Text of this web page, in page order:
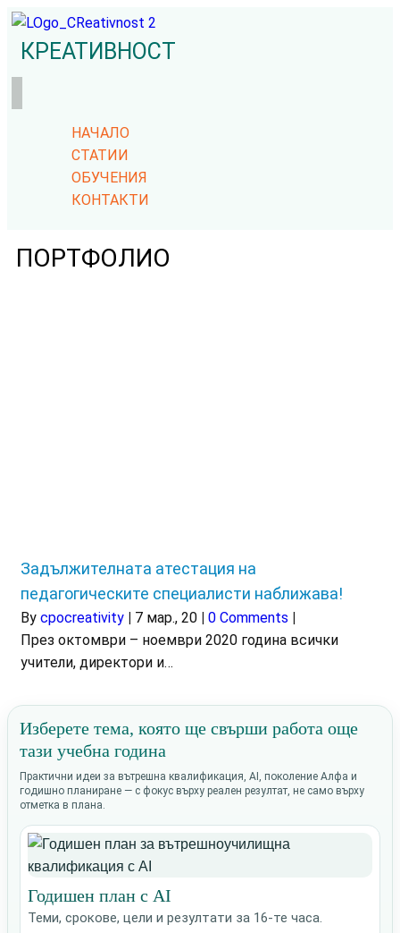
КРЕАТИВНОСТ
НАЧАЛО
СТАТИИ
ОБУЧЕНИЯ
КОНТАКТИ
ПОРТФОЛИО
Задължителната атестация на
педагогическите специалисти наближава!
By cpocreativity 7 мар., 20 0 Comments
През октомври – ноември 2020 година всички
учители, директори и…
Изберете тема, която ще свърши работа още
тази учебна година
Практични идеи за вътрешна квалификация, AI, поколение Алфа и
годишно планиране — с фокус върху реален резултат, не само върху
отметка в плана.
Годишен план с AI
Теми, срокове, цели и резултати за 16-те часа.